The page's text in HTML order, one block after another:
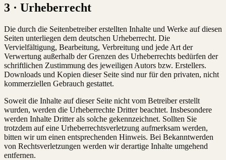
3 · Urheberrecht
Die durch die Seitenbetreiber erstellten Inhalte und Werke auf diesen
Seiten unterliegen dem deutschen Urheberrecht. Die
Vervielfältigung, Bearbeitung, Verbreitung und jede Art der
Verwertung außerhalb der Grenzen des Urheberrechts bedürfen der
schriftlichen Zustimmung des jeweiligen Autors bzw. Erstellers.
Downloads und Kopien dieser Seite sind nur für den privaten, nicht
kommerziellen Gebrauch gestattet.
Soweit die Inhalte auf dieser Seite nicht vom Betreiber erstellt
wurden, werden die Urheberrechte Dritter beachtet. Insbesondere
werden Inhalte Dritter als solche gekennzeichnet. Sollten Sie
trotzdem auf eine Urheberrechtsverletzung aufmerksam werden,
bitten wir um einen entsprechenden Hinweis. Bei Bekanntwerden
von Rechtsverletzungen werden wir derartige Inhalte umgehend
entfernen.